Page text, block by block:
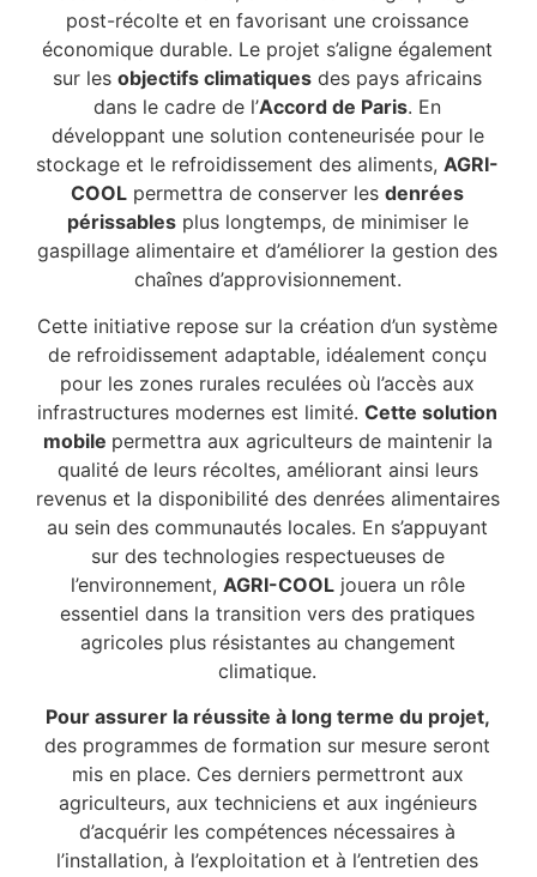
post-récolte et en favorisant une croissance
économique durable. Le projet s’aligne également
sur lesobjectifs climatiques des pays africains
dans le cadre de l’Accord de Paris. En
développant une solution conteneurisée pour le
stockage et le refroidissement des aliments,AGRI-
COOL permettra de conserver lesdenrées
périssablesplus longtemps, de minimiser le
gaspillage alimentaire et d’améliorer la gestion des
chaînes d’approvisionnement.
Cette initiative repose sur la création d’un système
de refroidissement adaptable, idéalement conçu
pour les zones rurales reculées où l’accès aux
infrastructures modernes est limité.Cette solution
mobile permettra aux agriculteurs de maintenir la
qualité de leurs récoltes, améliorant ainsi leurs
revenus et la disponibilité des denrées alimentaires
au sein des communautés locales. En s’appuyant
sur des technologies respectueuses de
l’environnement, AGRI-COOLjouera un rôle
essentiel dans la transition vers des pratiques
agricoles plus résistantes au changement
climatique.
Pour assurer la réussite à long terme du projet,
des programmes de formation sur mesure seront
mis en place. Ces derniers permettront aux
agriculteurs, aux techniciens et aux ingénieurs
d’acquérir les compétences nécessaires à
l’installation, à l’exploitation et à l’entretien des